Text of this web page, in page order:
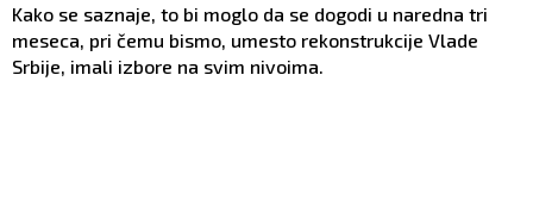
Kako se saznaje, to bi moglo da se dogodi u naredna tri
meseca, pri čemu bismo, umesto rekonstrukcije Vlade
Srbije, imali izbore na svim nivoima.